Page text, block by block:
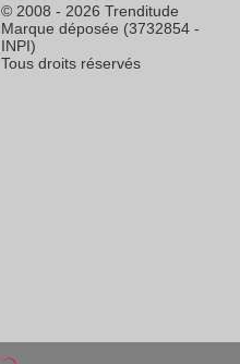
© 2008 - 2026 Trenditude
Marque déposée (3732854 -
INPI)
Tous droits réservés